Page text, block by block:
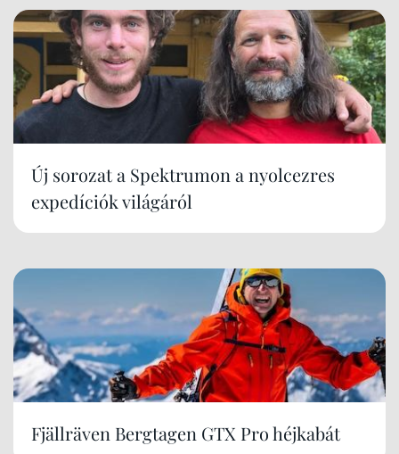
Új sorozat a Spektrumon a nyolcezres
expedíciók világáról
Fjällräven Bergtagen GTX Pro héjkabát